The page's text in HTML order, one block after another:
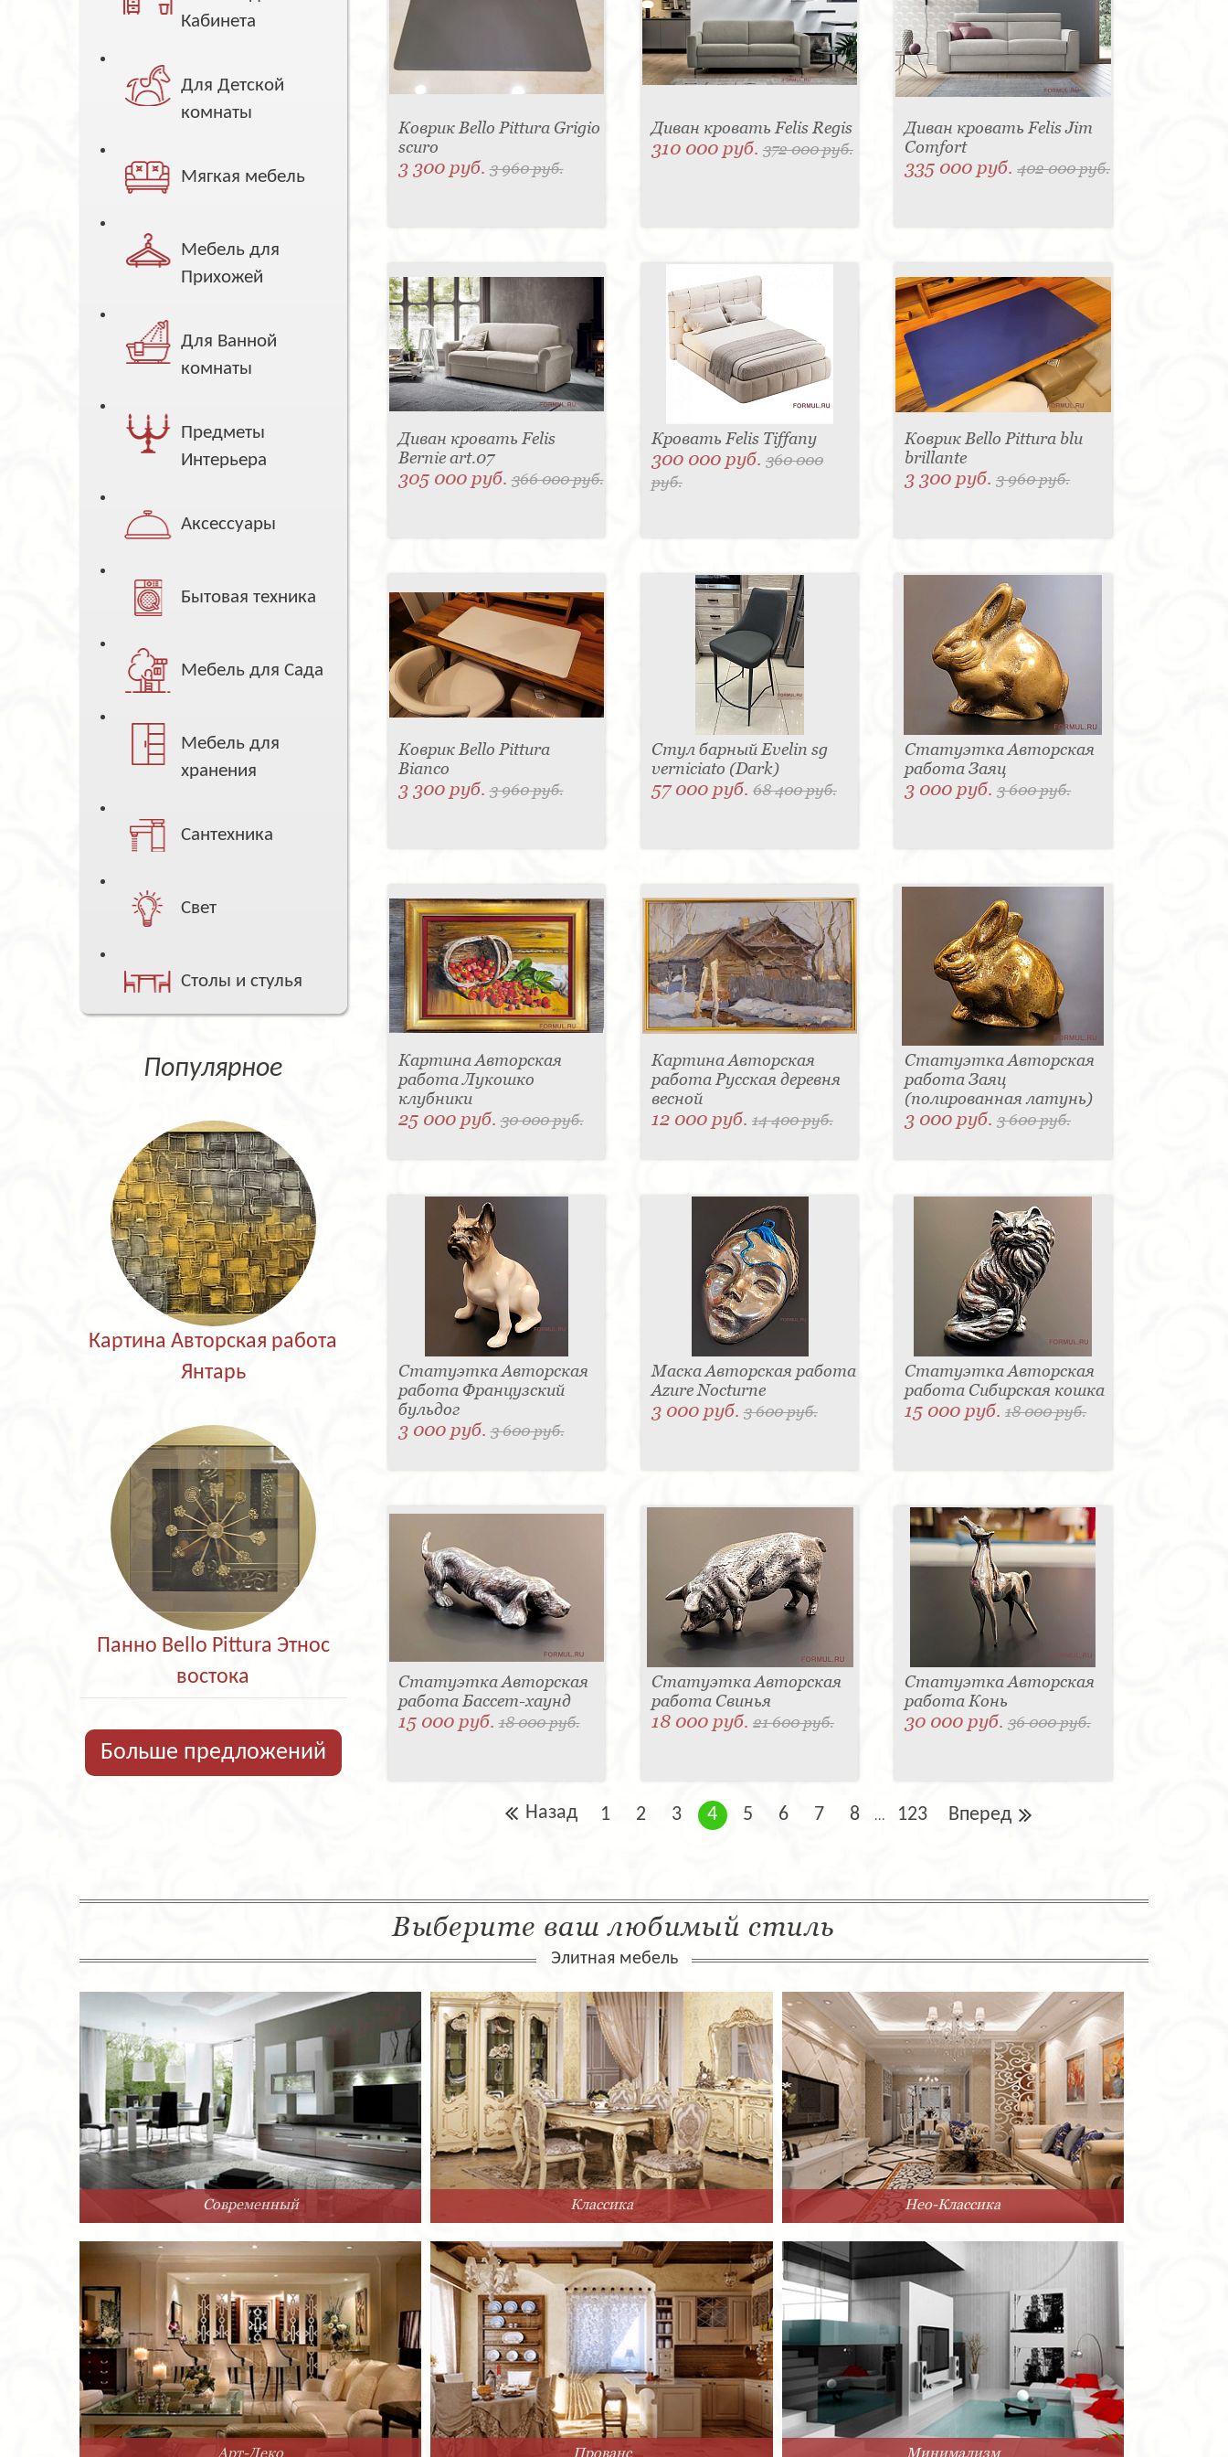
Кабинета
Для Детской
комнаты
Мягкая мебель
Мебель для
Прихожей
Для Ванной
комнаты
Предметы
Интерьера
Аксессуары
Бытовая техника
Мебель для Сада
Мебель для
хранения
Сантехника
Свет
Столы и стулья
Популярное
Картина Авторская работа
Янтарь
Панно Bello Pittura Этнос
востока
Больше предложений
Коврик Bello Pittura Grigio
scuro
3 300 руб.3 960 руб.
Диван кровать Felis Regis
310 000 руб. 372 000 руб.
Диван кровать Felis Jim
Comfort
335 000 руб.402 000 руб.
Диван кровать Felis
Bernie art.07
305 000 руб.366 000 руб.
Кровать Felis Tiffany
300 000 руб. 360 000
руб.
Коврик Bello Pittura blu
brillante
3 300 руб.3 960 руб.
Коврик Bello Pittura
Bianco
3 300 руб.3 960 руб.
Стул барный Evelin sg
verniciato (Dark)
57 000 руб. 68 400 руб.
Статуэтка Авторская
работа Заяц
3 000 руб.3 600 руб.
Картина Авторская
работа Лукошко
клубники
25 000 руб.30 000 руб.
Картина Авторская
работа Русская деревня
весной
12 000 руб. 14 400 руб.
Статуэтка Авторская
работа Заяц
(полированная латунь)
3 000 руб.3 600 руб.
Статуэтка Авторская
работа Французский
бульдог
3 000 руб.3 600 руб.
Маска Авторская работа
Azure Nocturne
3 000 руб. 3 600 руб.
Статуэтка Авторская
работа Сибирская кошка
15 000 руб.18 000 руб.
Статуэтка Авторская
работа Бассет-хаунд
15 000 руб.18 000 руб.
Статуэтка Авторская
работа Свинья
18 000 руб. 21 600 руб.
Статуэтка Авторская
работа Конь
30 000 руб.36 000 руб.
Назад 1 2 3 4 5 6 7 8 ... 123 Вперед
Выберите ваш любимый стиль
Элитная мебель
Современный Классика Нео-Классика
Арт-Деко Прованс Минимализм